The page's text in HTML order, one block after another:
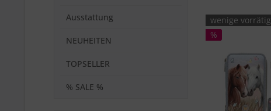
Ausstattung
NEUHEITEN
TOPSELLER
% SALE %
wenige vorrätig
%